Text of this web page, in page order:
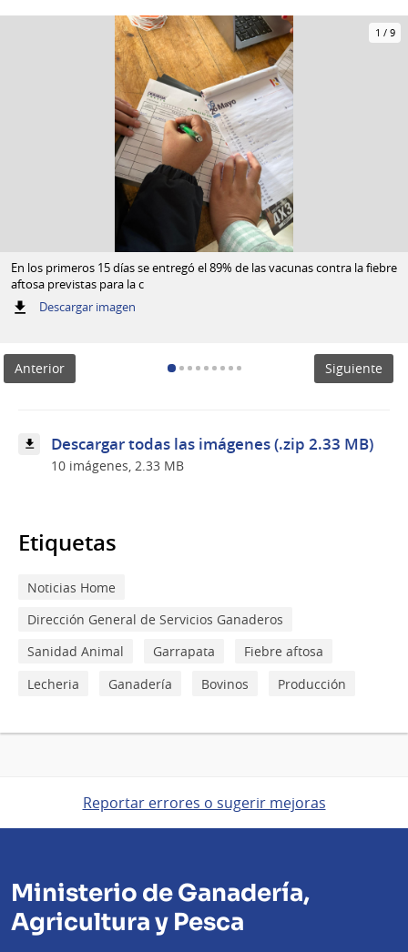
1 / 9
En los primeros 15 días se entregó el 89% de las vacunas contra la fiebre
aftosa previstas para la c
Descargar imagen:
89%
de
la
Anterior Siguiente
Descargar todas las imágenes (.zip 2.33 MB)
10 imágenes, 2.33 MB
Etiquetas
Noticias Home
Dirección General de Servicios Ganaderos
Sanidad Animal
Garrapata
Fiebre aftosa
Lecheria
Ganadería Bovinos Producción
Reportar errores o sugerir mejoras
Ministerio de Ganadería,
Agricultura y Pesca